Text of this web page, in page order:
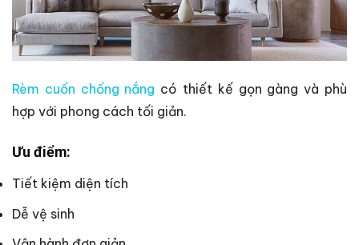
Rèm cuốn chống nắng có thiết kế gọn gàng và phù
hợp với phong cách tối giản.
Ưu điểm:
Tiết kiệm diện tích
Dễ vệ sinh